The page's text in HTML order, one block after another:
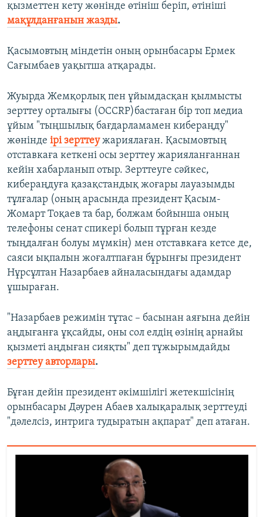
қызметтен кету жөнінде өтініш беріп, өтініші
мақұлданғанын жазды.
Қасымовтың міндетін оның орынбасары Ермек
Сағымбаев уақытша атқарады.
Жуырда Жемқорлық пен ұйымдасқан қылмысты
зерттеу орталығы (OCCRP)бастаған бір топ медиа
ұйым "тыңшылық бағдарламамен кибераңду"
жөнінде ірі зерттеужариялаған. Қасымовтың
отставкаға кеткені осы зерттеу жарияланғаннан
кейін хабарланып отыр. Зерттеуге сәйкес,
кибераңдуға қазақстандық жоғары лауазымды
тұлғалар (оның арасында президент Қасым-
Жомарт Тоқаев та бар, болжам бойынша оның
телефоны сенат спикері болып тұрған кезде
тыңдалған болуы мүмкін) мен отставкаға кетсе де,
саяси ықпалын жоғалтпаған бұрынғы президент
Нұрсұлтан Назарбаев айналасындағы адамдар
ұшыраған.
"Назарбаев режимін тұтас – басынан аяғына дейін
аңдығанға ұқсайды, оны сол елдің өзінің арнайы
қызметі аңдыған сияқты" деп тұжырымдайды
зерттеу авторлары.
Бұған дейін президент әкімшілігі жетекшісінің
орынбасары Дәурен Абаев халықаралық зерттеуді
"дәлелсіз, интрига тудыратын ақпарат" деп атаған.